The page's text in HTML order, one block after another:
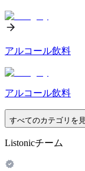
アルコール飲料
アルコール飲料
すべてのカテゴリを
Listonicチーム